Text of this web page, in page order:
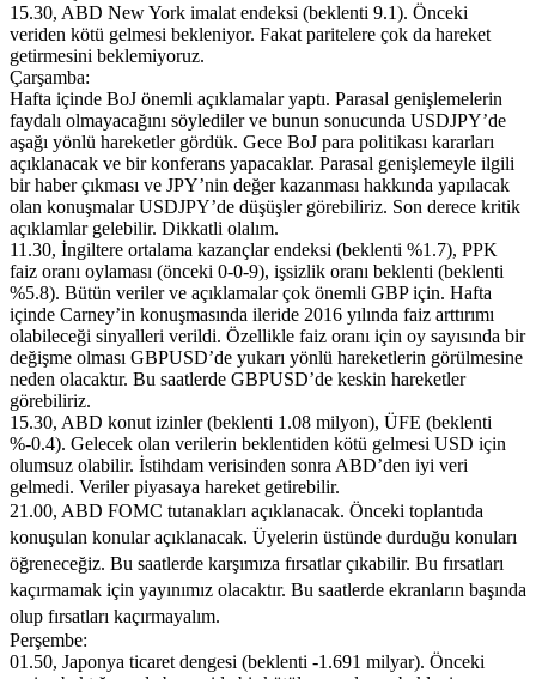
15.30, ABD New York imalat endeksi (beklenti 9.1). Önceki
veriden kötü gelmesi bekleniyor. Fakat paritelere çok da hareket
getirmesini beklemiyoruz.
Çarşamba:
Hafta içinde BoJ önemli açıklamalar yaptı. Parasal genişlemelerin
faydalı olmayacağını söylediler ve bunun sonucunda USDJPY’de
aşağı yönlü hareketler gördük. Gece BoJ para politikası kararları
açıklanacak ve bir konferans yapacaklar. Parasal genişlemeyle ilgili
bir haber çıkması ve JPY’nin değer kazanması hakkında yapılacak
olan konuşmalar USDJPY’de düşüşler görebiliriz. Son derece kritik
açıklamlar gelebilir. Dikkatli olalım.
11.30, İngiltere ortalama kazançlar endeksi (beklenti %1.7), PPK
faiz oranı oylaması (önceki 0-0-9), işsizlik oranı beklenti (beklenti
%5.8). Bütün veriler ve açıklamalar çok önemli GBP için. Hafta
içinde Carney’in konuşmasında ileride 2016 yılında faiz arttırımı
olabileceği sinyalleri verildi. Özellikle faiz oranı için oy sayısında bir
değişme olması GBPUSD’de yukarı yönlü hareketlerin görülmesine
neden olacaktır. Bu saatlerde GBPUSD’de keskin hareketler
görebiliriz.
15.30, ABD konut izinler (beklenti 1.08 milyon), ÜFE (beklenti
%-0.4). Gelecek olan verilerin beklentiden kötü gelmesi USD için
olumsuz olabilir. İstihdam verisinden sonra ABD’den iyi veri
gelmedi. Veriler piyasaya hareket getirebilir.
21.00, ABD FOMC tutanakları açıklanacak. Önceki toplantıda
konuşulan konular açıklanacak. Üyelerin üstünde durduğu konuları
öğreneceğiz. Bu saatlerde karşımıza fırsatlar çıkabilir. Bu fırsatları
kaçırmamak için yayınımız olacaktır. Bu saatlerde ekranların başında
olup fırsatları kaçırmayalım.
Perşembe:
01.50, Japonya ticaret dengesi (beklenti -1.691 milyar). Önceki